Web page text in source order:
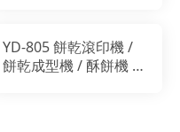
YD-805 餅乾滾印機 /
餅乾成型機 / 酥餅機 /